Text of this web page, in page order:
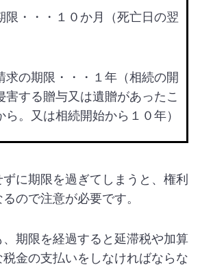
・・・１０か月（死亡日の翌
の期限・・・１年（相続の開
害する贈与又は遺贈があったこ
ら。又は相続開始から１０年）
に期限を過ぎてしまうと、権利
ので注意が必要です。
期限を経過すると延滞税や加算
金の支払いをしなければならな